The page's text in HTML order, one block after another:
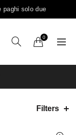
paghi solo due
0
Filters